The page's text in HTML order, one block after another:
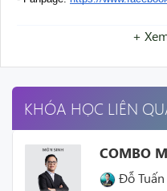
+
KHÓA HỌC LIÊN
COMBO
Đỗ Tuấn